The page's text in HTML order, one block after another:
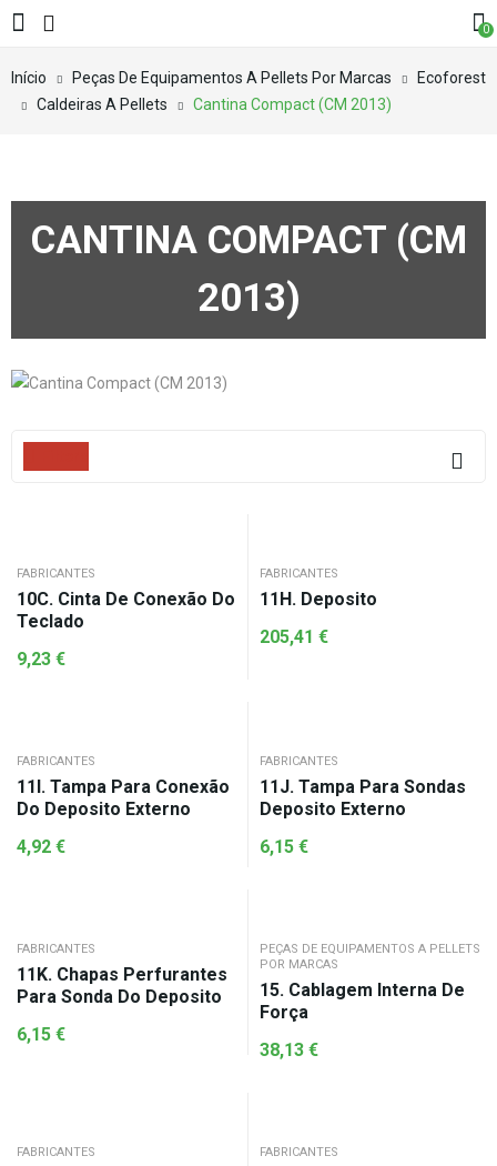
0
Início Peças De Equipamentos A Pellets Por Marcas
Ecoforest
Caldeiras A Pellets
Cantina Compact (CM 2013)
CANTINA COMPACT (CM
2013)
FABRICANTES
10C. Cinta De Conexão Do
Teclado
9,23 €
FABRICANTES
11H. Deposito
205,41 €
FABRICANTES
11I. Tampa Para Conexão
Do Deposito Externo
4,92 €
FABRICANTES
11J. Tampa Para Sondas
Deposito Externo
6,15 €
FABRICANTES
11K. Chapas Perfurantes
Para Sonda Do Deposito
6,15 €
PEÇAS DE EQUIPAMENTOS A PELLETS
POR MARCAS
15. Cablagem Interna De
Força
38,13 €
FABRICANTES FABRICANTES